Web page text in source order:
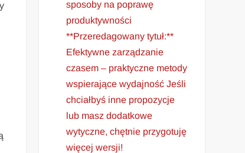
sposoby na poprawę
produktywności
**Przeredagowany tytuł:**
Efektywne zarządzanie
czasem – praktyczne metody
wspierające wydajność Jeśli
chciałbyś inne propozycje
lub masz dodatkowe
wytyczne, chętnie przygotuję
więcej wersji!